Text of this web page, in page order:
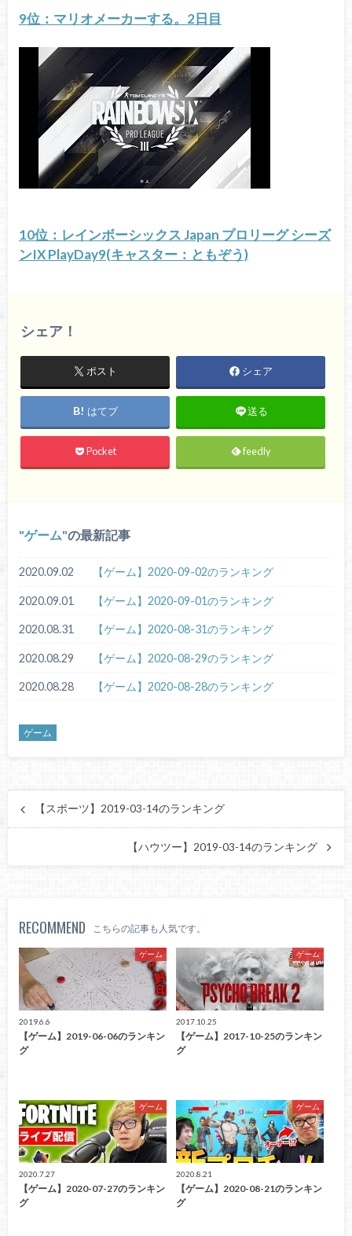
9位：マリオメーカーする。2日目
10位：レインボーシックス Japan プロリーグ シーズ
ンIX PlayDay9(キャスター：ともぞう)
シェア！
ポスト シェア
はてブ 送る
Pocket feedly
ゲーム の最新記事
2020.09.02 【ゲーム】2020-09-02のランキング
2020.09.01 【ゲーム】2020-09-01のランキング
2020.08.31 【ゲーム】2020-08-31のランキング
2020.08.29 【ゲーム】2020-08-29のランキング
2020.08.28 【ゲーム】2020-08-28のランキング
ゲーム
【スポーツ】2019-03-14のランキング
【ハウツー】2019-03-14のランキング
RECOMMEND こちらの記事も人気です。
ゲーム
2019.6.6
【ゲーム】2019-06-06のランキン
グ
ゲーム
2017.10.25
【ゲーム】2017-10-25のランキン
グ
ゲーム
2020.7.27
【ゲーム】2020-07-27のランキン
グ
ゲーム
2020.8.21
【ゲーム】2020-08-21のランキン
グ